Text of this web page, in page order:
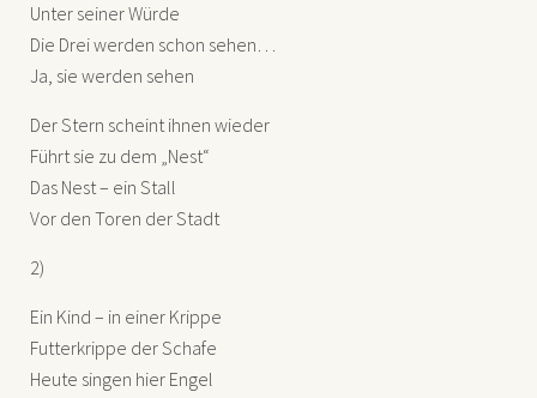
Unter seiner Würde
Die Drei werden schon sehen…
Ja, sie werden sehen
Der Stern scheint ihnen wieder
Führt sie zu dem „Nest“
Das Nest – ein Stall
Vor den Toren der Stadt
2)
Ein Kind – in einer Krippe
Futterkrippe der Schafe
Heute singen hier Engel